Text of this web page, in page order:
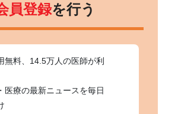
員登録を行う
無料、14.5万人の医師が利
医療の最新ニュースを毎日